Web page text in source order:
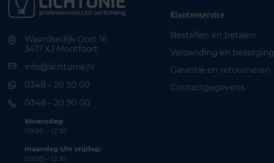
Waardsedijk Oost 16
3417 XJ Montfoort
info@lichtunie.nl
0348 – 20 90 00
0348 – 20 90 00
Woensdag:
09:00 – 12:30
maandag t/m vrijdag:
09:00 – 12:30
Klantenservice
Bestellen en betalen
Verzending en bezorging
Garantie en retourneren
Contactgegevens